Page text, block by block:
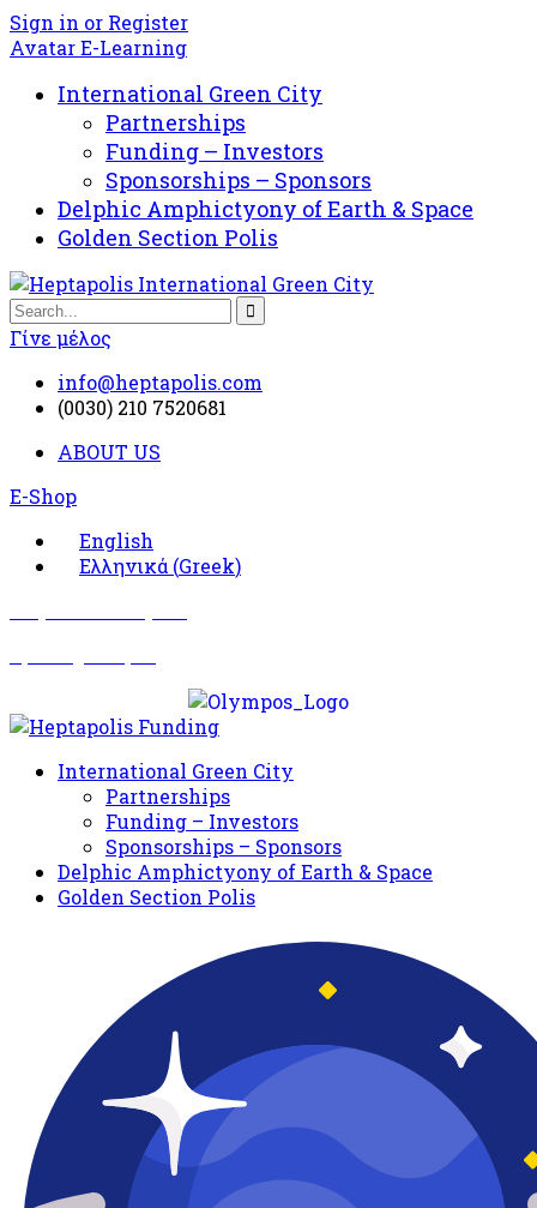
Sign in or Register
Avatar E-Learning
International Green City
Partnerships
Funding – Investors
Sponsorships – Sponsors
Delphic Amphictyony of Earth & Space
Golden Section Polis
Γίνε μέλος
info@heptapolis.com
(0030) 210 7520681
ABOUT US
E-Shop
English
Ελληνικά (Greek)
International Green City
Partnerships
Funding – Investors
Sponsorships – Sponsors
Delphic Amphictyony of Earth & Space
Golden Section Polis